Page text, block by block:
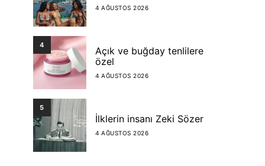
4 AĞUSTOS 2026
4
Açık ve buğday tenlilere
özel
4 AĞUSTOS 2026
5
İlklerin insanı Zeki Sözer
4 AĞUSTOS 2026